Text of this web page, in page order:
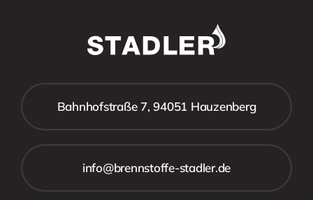
Bahnhofstraße 7, 94051 Hauzenberg
info@brennstoffe-stadler.de